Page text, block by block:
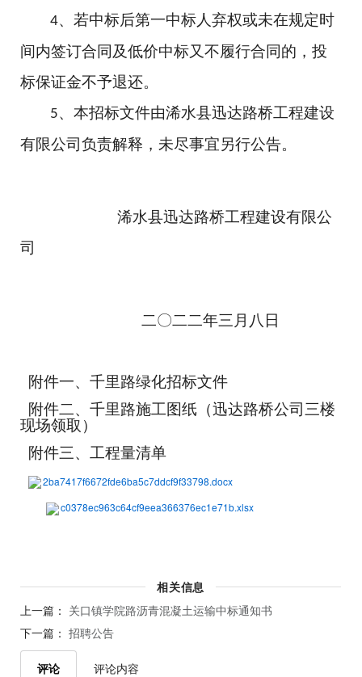
4、若中标后第一中标人弃权或未在规定时
间内签订合同及低价中标又不履行合同的，投
标保证金不予退还。
5、本招标文件由浠水县迅达路桥工程建设
有限公司负责解释，未尽事宜另行公告。
浠水县迅达路桥工程建设有限公
司
二〇二二年三月八日
附件一、千里路绿化招标文件
附件二、千里路施工图纸 （迅达路桥公司三楼
现场领取）
附件三、工程量清单
2ba7417f6672fde6ba5c7ddcf9f33798.docx
c0378ec963c64cf9eea366376ec1e71b.xlsx
相关信息
上一篇： 关口镇学院路沥青混凝土运输中标通知书
下一篇：招聘公告
评论 评论内容